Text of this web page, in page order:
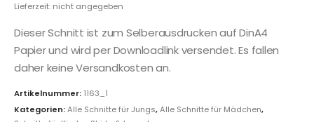
Lieferzeit: nicht angegeben
Dieser Schnitt ist zum Selberausdrucken auf DinA4
Papier und wird per Downloadlink versendet. Es fallen
daher keine Versandkosten an.
Artikelnummer: 1163_1
Kategorien:Alle Schnitte für Jungs,Alle Schnitte für Mädchen,